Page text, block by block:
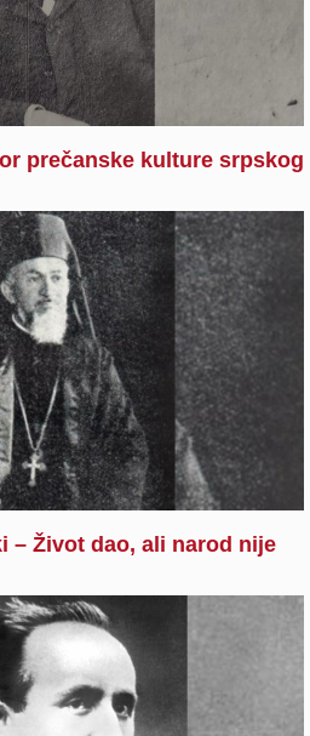
prečanske kulture srpskog
– Život dao, ali narod nije